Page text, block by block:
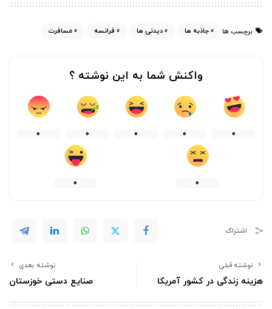
برچسب ها جاذبه ها دیدنی ها فرانسه مسافرت
واکنش شما به این نوشته ؟
0
0
0
0
0
0
0
اشتراک
نوشته قبلی
هزینه زندگی در کشور آمریکا
نوشته بعدی
صنایع دستی خوزستان